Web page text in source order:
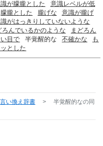
が朦朧とした
意識レベルが低
朦朧とした 朧げな
意識が朧げ
がはっきりしていないような
ろんでいるかのような
まどろん
目で 半覚醒的な 不確かな
も
とした
い換え辞書 > 半覚醒的なの同